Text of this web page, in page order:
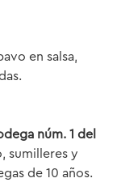
en salsa,
núm. 1 del
sumilleres y
de 10 años.